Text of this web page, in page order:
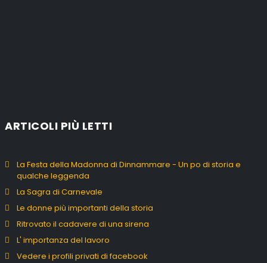
ARTICOLI PIÙ LETTI
La Festa della Madonna di Dinnammare - Un po di storia e
qualche leggenda
La Sagra di Carnevale
Le donne più importanti della storia
Ritrovato il cadavere di una sirena
L' importanza del lavoro
Vedere i profili privati di facebook